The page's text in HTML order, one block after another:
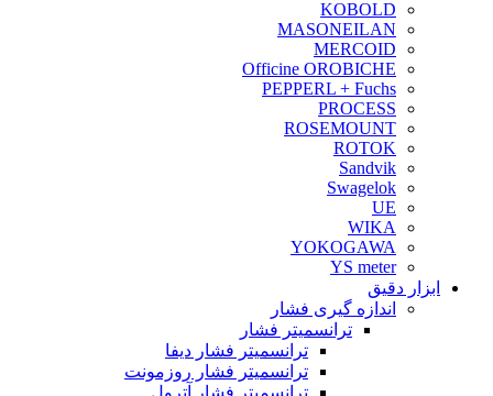
KOBOLD
MASONEILAN
MERCOID
Officine OROBICHE
PEPPERL + Fuchs
PROCESS
ROSEMOUNT
ROTOK
Sandvik
Swagelok
UE
WIKA
YOKOGAWA
YS meter
ابزار دقیق
اندازه گیری فشار
ترانسمیتر فشار
ترانسمیتر فشار دیفا
ترانسمیتر فشار روزمونت
ترانسمیتر فشار آترول